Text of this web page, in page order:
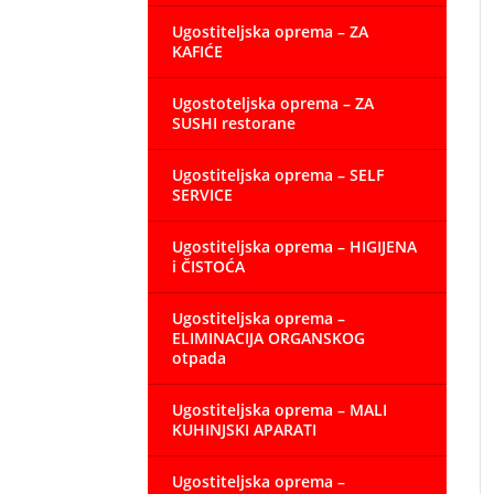
Ugostiteljska oprema – ZA
KAFIĆE
Ugostoteljska oprema – ZA
SUSHI restorane
Ugostiteljska oprema – SELF
SERVICE
Ugostiteljska oprema – HIGIJENA
i ČISTOĆA
Ugostiteljska oprema –
ELIMINACIJA ORGANSKOG
otpada
Ugostiteljska oprema – MALI
KUHINJSKI APARATI
Ugostiteljska oprema –